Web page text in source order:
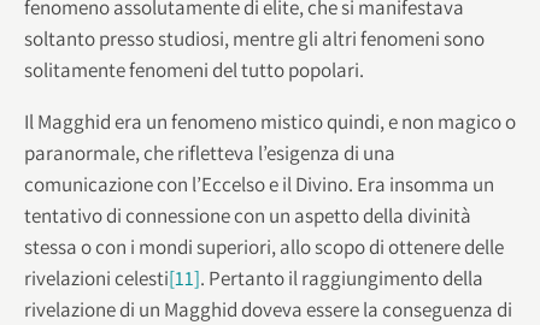
fenomeno assolutamente di elite, che si manifestava
soltanto presso studiosi, mentre gli altri fenomeni sono
solitamente fenomeni del tutto popolari.
Il Magghid era un fenomeno mistico quindi, e non magico o
paranormale, che rifletteva l’esigenza di una
comunicazione con l’Eccelso e il Divino. Era insomma un
tentativo di connessione con un aspetto della divinità
stessa o con i mondi superiori, allo scopo di ottenere delle
rivelazioni celesti[11]. Pertanto il raggiungimento della
rivelazione di un Magghid doveva essere la conseguenza di